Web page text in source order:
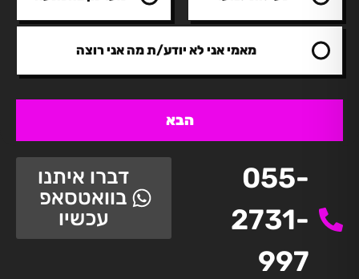
מאמי אני לא יודע/ת מה אני רוצה
הבא
055-
2731-
997
דברו איתנו
בוואטסאפ
עכשיו